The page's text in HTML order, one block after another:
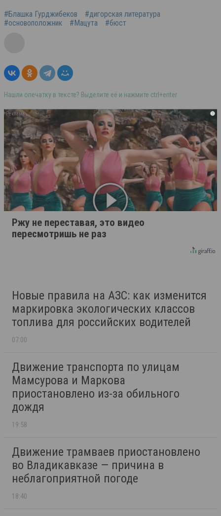
#Блашка Гурджибеков
#дигорская литература
#основоположник
#Мацута #бюст
Нашли опечатку в тексте? Выделите её и нажмите ctrl+enter
i
Ржу не переставая, это видео
пересмотришь не раз
Новые правила на АЗС: как изменится
маркировка экологических классов
топлива для российских водителей
07:00
Движение транспорта по улицам
Мамсурова и Маркова
приостановлено из-за обильного
дождя
19:58
Движение трамваев приостановлено
во Владикавказе — причина в
неблагоприятной погоде
18:40